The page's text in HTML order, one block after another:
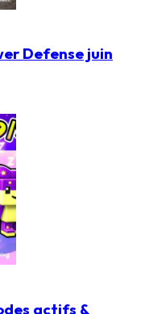
Defense juin
actifs &